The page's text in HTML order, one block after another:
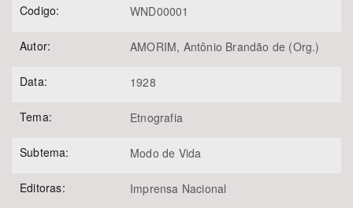
Codigo: WND00001
Autor: AMORIM, Antônio Brandão de (Org.)
Data: 1928
Tema: Etnografia
Subtema: Modo de Vida
Editoras: Imprensa Nacional